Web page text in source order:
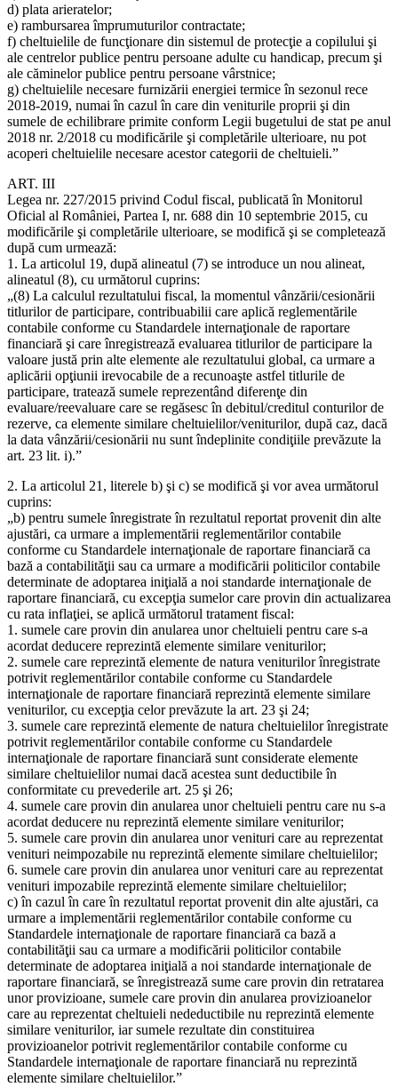
d) plata arieratelor;
e) rambursarea împrumuturilor contractate;
f) cheltuielile de funcţionare din sistemul de protecţie a copilului şi
ale centrelor publice pentru persoane adulte cu handicap, precum şi
ale căminelor publice pentru persoane vârstnice;
g) cheltuielile necesare furnizării energiei termice în sezonul rece
2018-2019, numai în cazul în care din veniturile proprii şi din
sumele de echilibrare primite conform Legii bugetului de stat pe anul
2018 nr. 2/2018 cu modificările şi completările ulterioare, nu pot
acoperi cheltuielile necesare acestor categorii de cheltuieli.”
ART. III
Legea nr. 227/2015 privind Codul fiscal, publicată în Monitorul
Oficial al României, Partea I, nr. 688 din 10 septembrie 2015, cu
modificările şi completările ulterioare, se modifică şi se completează
după cum urmează:
1. La articolul 19, după alineatul (7) se introduce un nou alineat,
alineatul (8), cu următorul cuprins:
„(8) La calculul rezultatului fiscal, la momentul vânzării/cesionării
titlurilor de participare, contribuabilii care aplică reglementările
contabile conforme cu Standardele internaţionale de raportare
financiară şi care înregistrează evaluarea titlurilor de participare la
valoare justă prin alte elemente ale rezultatului global, ca urmare a
aplicării opţiunii irevocabile de a recunoaşte astfel titlurile de
participare, tratează sumele reprezentând diferenţe din
evaluare/reevaluare care se regăsesc în debitul/creditul conturilor de
rezerve, ca elemente similare cheltuielilor/veniturilor, după caz, dacă
la data vânzării/cesionării nu sunt îndeplinite condiţiile prevăzute la
art. 23 lit. i).”
2. La articolul 21, literele b) şi c) se modifică şi vor avea următorul
cuprins:
„b) pentru sumele înregistrate în rezultatul reportat provenit din alte
ajustări, ca urmare a implementării reglementărilor contabile
conforme cu Standardele internaţionale de raportare financiară ca
bază a contabilităţii sau ca urmare a modificării politicilor contabile
determinate de adoptarea iniţială a noi standarde internaţionale de
raportare financiară, cu excepţia sumelor care provin din actualizarea
cu rata inflaţiei, se aplică următorul tratament fiscal:
1. sumele care provin din anularea unor cheltuieli pentru care s-a
acordat deducere reprezintă elemente similare veniturilor;
2. sumele care reprezintă elemente de natura veniturilor înregistrate
potrivit reglementărilor contabile conforme cu Standardele
internaţionale de raportare financiară reprezintă elemente similare
veniturilor, cu excepţia celor prevăzute la art. 23 şi 24;
3. sumele care reprezintă elemente de natura cheltuielilor înregistrate
potrivit reglementărilor contabile conforme cu Standardele
internaţionale de raportare financiară sunt considerate elemente
similare cheltuielilor numai dacă acestea sunt deductibile în
conformitate cu prevederile art. 25 şi 26;
4. sumele care provin din anularea unor cheltuieli pentru care nu s-a
acordat deducere nu reprezintă elemente similare veniturilor;
5. sumele care provin din anularea unor venituri care au reprezentat
venituri neimpozabile nu reprezintă elemente similare cheltuielilor;
6. sumele care provin din anularea unor venituri care au reprezentat
venituri impozabile reprezintă elemente similare cheltuielilor;
c) în cazul în care în rezultatul reportat provenit din alte ajustări, ca
urmare a implementării reglementărilor contabile conforme cu
Standardele internaţionale de raportare financiară ca bază a
contabilităţii sau ca urmare a modificării politicilor contabile
determinate de adoptarea iniţială a noi standarde internaţionale de
raportare financiară, se înregistrează sume care provin din retratarea
unor provizioane, sumele care provin din anularea provizioanelor
care au reprezentat cheltuieli nedeductibile nu reprezintă elemente
similare veniturilor, iar sumele rezultate din constituirea
provizioanelor potrivit reglementărilor contabile conforme cu
Standardele internaţionale de raportare financiară nu reprezintă
elemente similare cheltuielilor.”